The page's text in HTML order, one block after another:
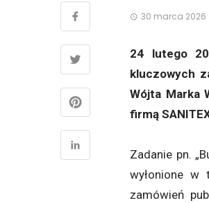
30 marca 2026
24 lutego
kluczowych
Wójta Marka
firmą
Zadanie pn.
wyłonione w
zamówień